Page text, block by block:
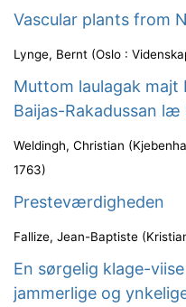
Vascular plants from
Lynge, Bernt (Oslo :
Muttom laulagak majt
Baijas-Rakadussan læ
Weldingh, Christian (
1763)
Presteværdigheden
Fallize, Jean-Baptiste (
En sørgelig klage-
jammerlige og